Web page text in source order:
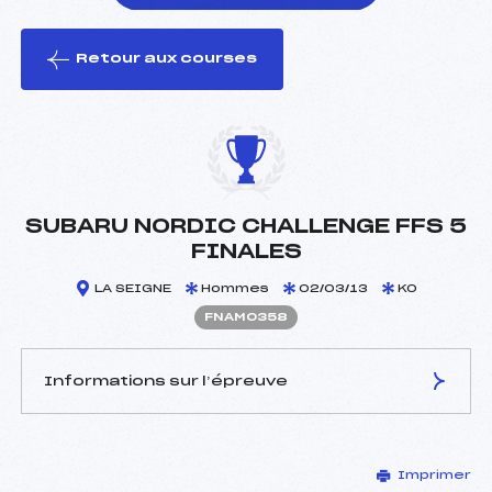
le ski
Retour aux courses
SUBARU NORDIC CHALLENGE FFS 5
FINALES
LA SEIGNE Hommes 02/03/13 KO
FNAM0358
Informations sur l’épreuve
FERREUX PASCAL ()
Imprimer